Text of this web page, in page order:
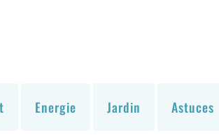
Energie Jardin Astuces